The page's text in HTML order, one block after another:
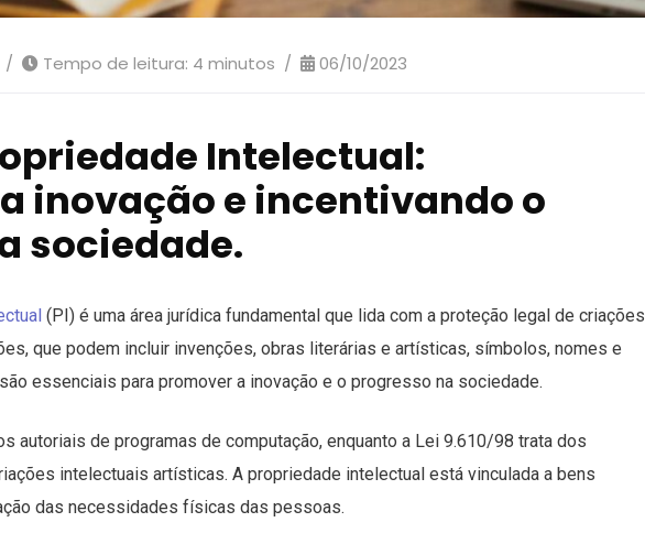
Tempo de leitura: 4 minutos 06/10/2023
Intelectual:
inovação e incentivando o
sociedade.
(PI) é uma área jurídica fundamental que lida com a proteção legal de criações
que podem incluir invenções, obras literárias e artísticas, símbolos, nomes e
essenciais para promover a inovação e o progresso na sociedade.
autoriais de programas de computação, enquanto a Lei 9.610/98 trata dos
intelectuais artísticas. A propriedade intelectual está vinculada a bens
das necessidades físicas das pessoas.